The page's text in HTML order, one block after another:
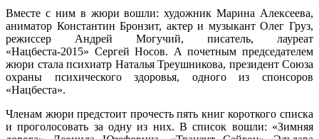
Вместе с ним в жюри вошли: художник Марина Алексеева,
аниматор Константин Бронзит, актер и музыкант Олег Груз,
режиссер Андрей Могучий, писатель, лауреат
«Нацбеста-2015» Сергей Носов. А почетным председателем
жюри стала психиатр Наталья Треушникова, президент Союза
охраны психического здоровья, одного из спонсоров
«Нацбеста».
Членам жюри предстоит прочесть пять книг короткого списка
и проголосовать за одну из них. В список вошли: «Зимняя